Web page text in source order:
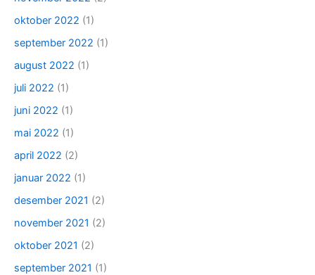
oktober 2022 (1)
september 2022 (1)
august 2022 (1)
juli 2022 (1)
juni 2022 (1)
mai 2022 (1)
april 2022 (2)
januar 2022 (1)
desember 2021 (2)
november 2021 (2)
oktober 2021 (2)
september 2021 (1)